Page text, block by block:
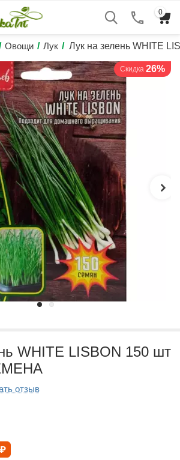
0
Овощи / Лук / Лук на зелень WHITE
Скидка 26%
WHITE LISBON 150 шт
отзыв
₽